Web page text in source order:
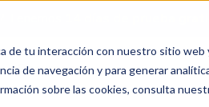
de tu interacción con nuestro sitio web
de navegación y para generar
sobre las cookies, consulta
Recursos